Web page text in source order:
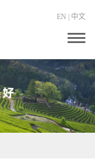
EN 中文
T
g
g
e
n
a
v
i